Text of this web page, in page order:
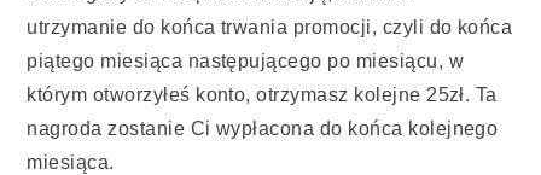
utrzymanie do końca trwania promocji, czyli do końca
piątego miesiąca następującego po miesiącu, w
którym otworzyłeś konto, otrzymasz kolejne 25zł. Ta
nagroda zostanie Ci wypłacona do końca kolejnego
miesiąca.